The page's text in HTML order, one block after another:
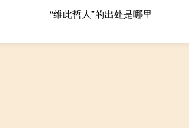
“维此哲人”的出处是哪里